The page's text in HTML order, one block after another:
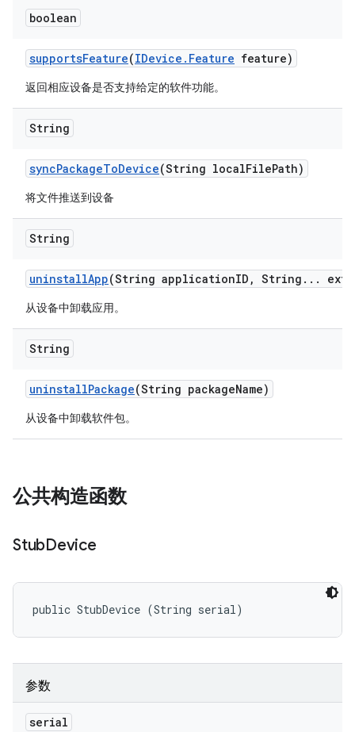
boolean
supportsFeature(IDevice . Feature feature)
返回相应设备是否支持给定的软件功能。
String
syncPackageToDevice(String localFilePath)
将文件推送到设备
String
uninstallApp(String applicationID , String . . .
从设备中卸载应用。
String
uninstallPackage(String packageName)
从设备中卸载软件包。
公共构造函数
StubDevice
public StubDevice (String serial)
参数
serial